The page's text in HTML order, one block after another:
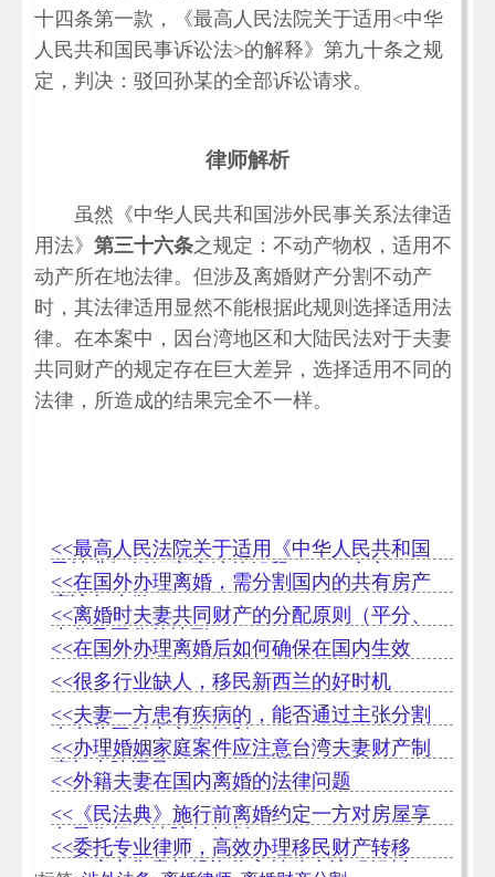
十四条第一款，《最高人民法院关于适用<中华
人民共和国民事诉讼法>的解释》第九十条之规
定，判决：驳回孙某的全部诉讼请求。
律师解析
虽然《中华人民共和国涉外民事关系法律适
用法》 第三十六条之规定：不动产物权，适用不
动产所在地法律。但涉及离婚财产分割不动产
时，其法律适用显然不能根据此规则选择适用法
律。在本案中，因台湾地区和大陆民法对于夫妻
共同财产的规定存在巨大差异，选择适用不同的
法律，所造成的结果完全不一样。
<<最高人民法院关于适用《中华人民共和国
民法典》婚姻家庭编的解释（二）全文
<<在国外办理离婚，需分割国内的共有房产
应该怎么做？
<<离婚时夫妻共同财产的分配原则（平分、
少分及不分的情形）
<<在国外办理离婚后如何确保在国内生效
<<很多行业缺人，移民新西兰的好时机
<<夫妻一方患有疾病的，能否通过主张分割
夫妻共同财产主张权利
<<办理婚姻家庭案件应注意台湾夫妻财产制
度与大陆迥异
<<外籍夫妻在国内离婚的法律问题
<<《民法典》施行前离婚约定一方对房屋享
有居住权，法院如何判？
<<委托专业律师，高效办理移民财产转移
——房产售卖与投资收入转移全流程解析